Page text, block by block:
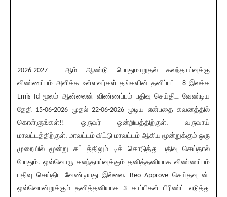
2026-2027 ஆம் ஆண்டு பொதுமாறுதல் கலந்தாய்வுக்கு
விண்ணப்பம் அளிக்க உள்ளவர்கள் தங்களின் தனிப்பட்ட 8 இலக்க
Emis Id மூலம் ஆன்லைன் விண்ணப்பம் பதிவு செய்திட வேண்டிய
தேதி 15-06-2026 முதல் 22-06-2026 முடிய என்பதை கவனத்தில்
கொள்ளுங்கள்!! ஒருவர் ஒன்றியத்திற்குள், வருவாய்
மாவட்டத்திற்குள், மாவட்டம் விட்டு மாவட்டம் ஆகிய மூன்றுக்கும் ஒரு
முறையில் மூன்று கட்டத்திலும் டிக் கொடுத்து பதிவு செய்தால்
போதும். ஒவ்வொரு கலந்தாய்வுக்கும் தனித்தனியாக விண்ணப்பம்
பதிவு செய்திட வேண்டியது இல்லை. Beo Approve செய்தவுடன்
ஒவ்வொன்றுக்கும் தனித்தனியாக 3 காப்பிகள் பிரிண்ட் எடுத்து